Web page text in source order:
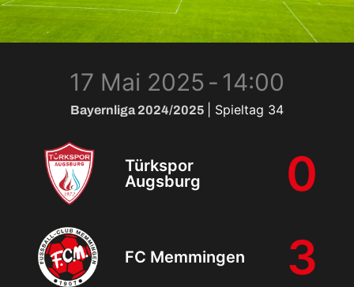
17 Mai 2025 - 14:00
Bayernliga 2024/2025 | Spieltag 34
Türkspor
Augsburg
0
FC Memmingen 3